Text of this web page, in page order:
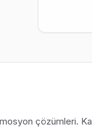
çözümleri.